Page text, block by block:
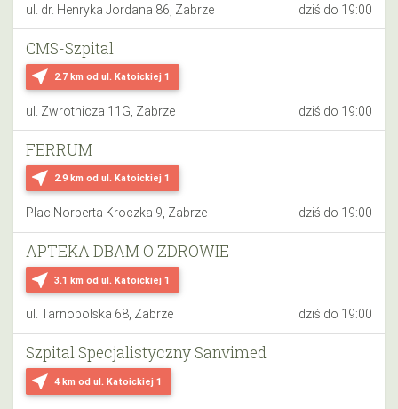
ul. dr. Henryka Jordana 86, Zabrze dziś do 19:00
near_me 2.7 km od ul. Katoickiej 1
CMS-Szpital
ul. Zwrotnicza 11G, Zabrze dziś do 19:00
near_me 2.9 km od ul. Katoickiej 1
FERRUM
Plac Norberta Kroczka 9, Zabrze dziś do 19:00
near_me 3.1 km od ul. Katoickiej 1
APTEKA DBAM O ZDROWIE
ul. Tarnopolska 68, Zabrze dziś do 19:00
near_me 4 km od ul. Katoickiej 1
Szpital Specjalistyczny Sanvimed